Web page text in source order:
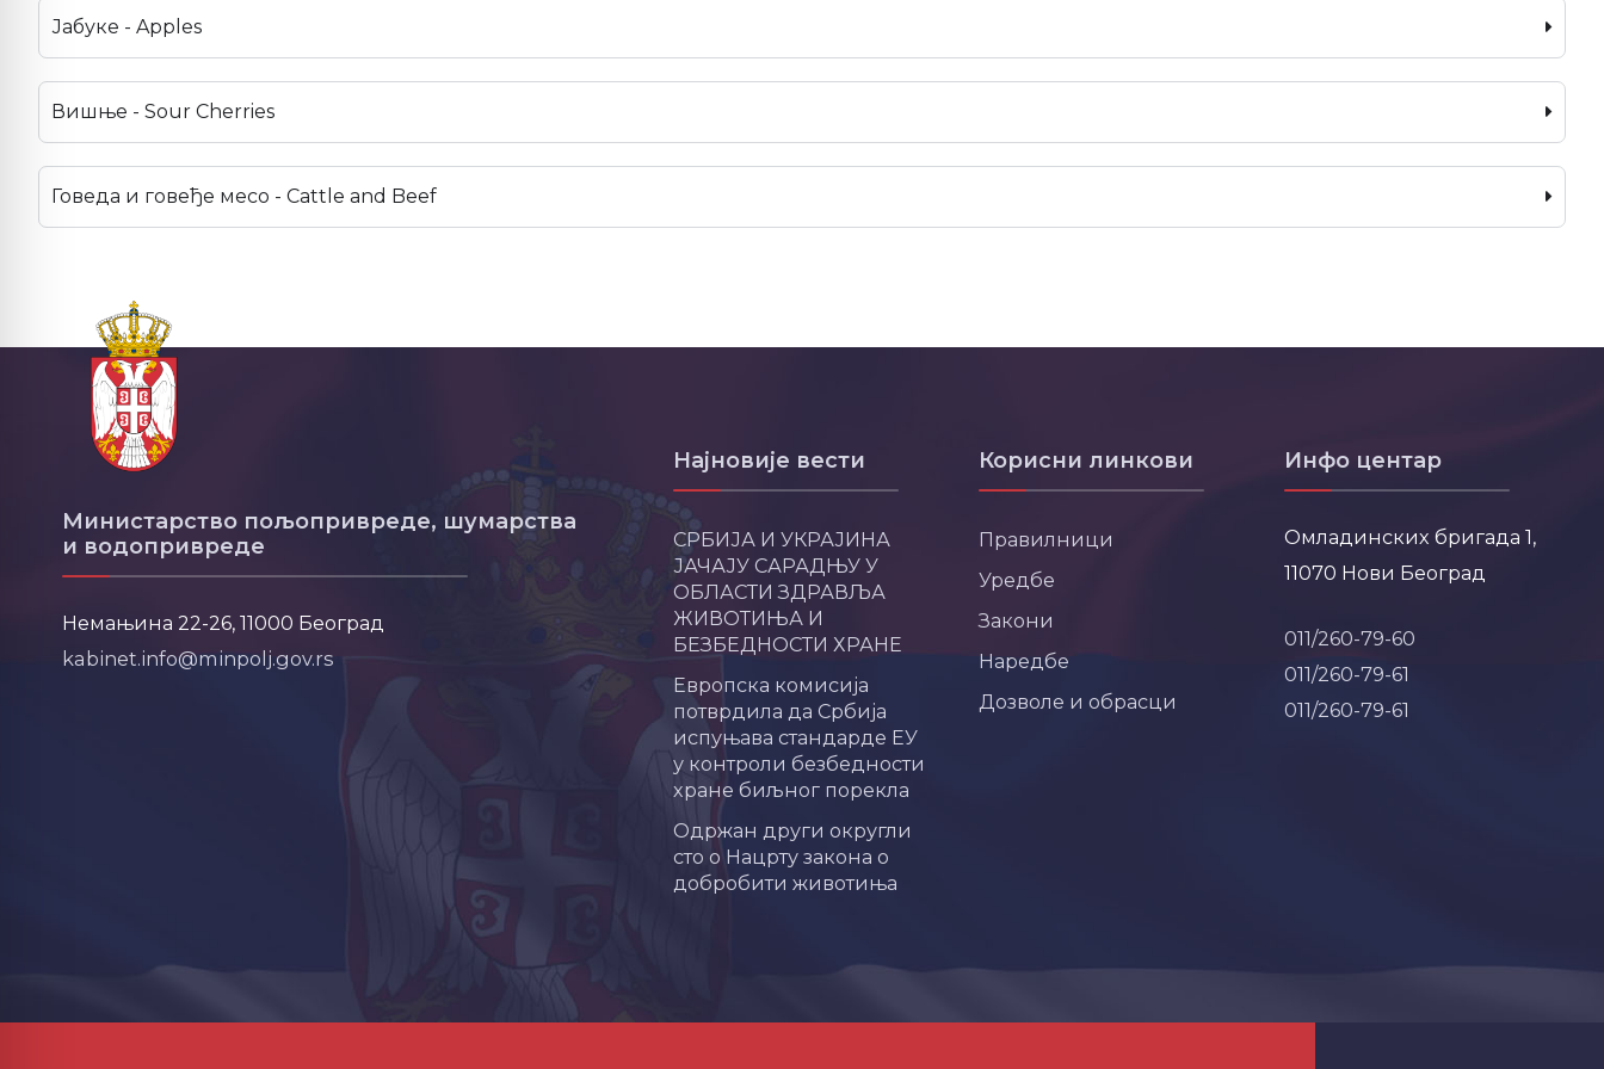
Јабуке - Apples
Вишње - Sour Cherries
Говеда и говеђе месо - Cattle and Beef
Министарство пољопривреде, шумарства
и водопривреде
Немањина 22-26, 11000 Београд
kabinet.info@minpolj.gov.rs
Најновије вести
СРБИЈА И УКРАЈИНА
ЈАЧАЈУ САРАДЊУ У
ОБЛАСТИ ЗДРАВЉА
ЖИВОТИЊА И
БЕЗБЕДНОСТИ ХРАНЕ
Европска комисија
потврдила да Србија
испуњава стандарде ЕУ
у контроли безбедности
хране биљног порекла
Одржан други округли
сто о Нацрту закона о
добробити животиња
Корисни линкови
Правилници
Уредбе
Закони
Наредбе
Дозволе и обрасци
Инфо центар
Омладинских бригада 1,
11070 Нови Београд
011/260-79-60
011/260-79-61
011/260-79-61